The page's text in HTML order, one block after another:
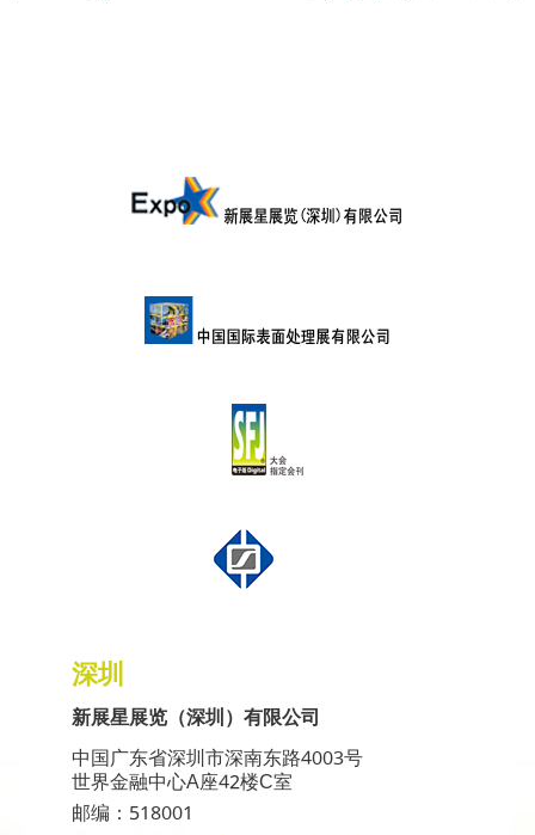
深圳
新展星展览（深圳）有限公司
中国广东省深圳市深南东路4003号
世界金融中心A座42楼C室
邮编：518001